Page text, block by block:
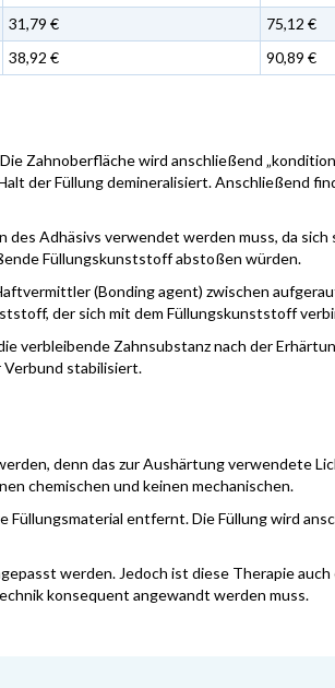
31,79 €
75,12 €
38,92 € 90,89 €
Zahnoberfläche wird anschließend
der Füllung demineralisiert. Anschließend
Adhäsivs verwendet werden muss, da sich
Füllungskunststoff abstoßen würden.
(Bonding agent) zwischen
der sich mit dem Füllungskunststoff
verbleibende Zahnsubstanz nach der
Verbund stabilisiert.
denn das zur Aushärtung verwendete
chemischen und keinen mechanischen.
Füllungsmaterial entfernt. Die Füllung wird
werden. Jedoch ist diese Therapie
konsequent angewandt werden muss.